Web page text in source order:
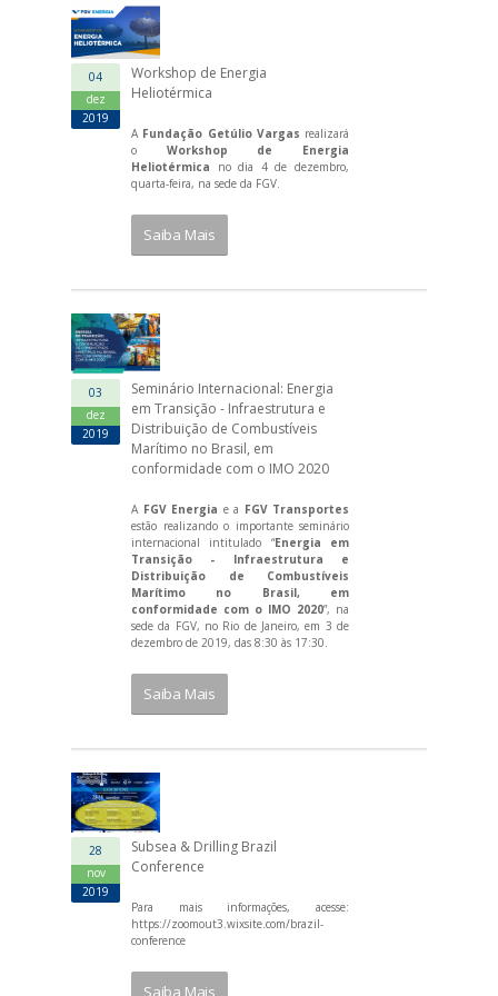
04
dez
2019
Workshop de Energia
Heliotérmica
A Fundação Getúlio Vargas realizará
o Workshop de Energia
Heliotérmica no dia 4 de dezembro,
quarta-feira, na sede da FGV.
Saiba Mais
03
dez
2019
Seminário Internacional: Energia
em Transição - Infraestrutura e
Distribuição de Combustíveis
Marítimo no Brasil, em
conformidade com o IMO 2020
A FGV Energia e a FGV Transportes
estão realizando o importante seminário
internacional intitulado “Energia em
Transição - Infraestrutura e
Distribuição de Combustíveis
Marítimo no Brasil, em
conformidade com o IMO 2020”, na
sede da FGV, no Rio de Janeiro, em 3 de
dezembro de 2019, das 8:30 às 17:30.
Saiba Mais
28
nov
2019
Subsea & Drilling Brazil
Conference
Para mais informações, acesse:
https://zoomout3.wixsite.com/brazil-
conference
Saiba Mais